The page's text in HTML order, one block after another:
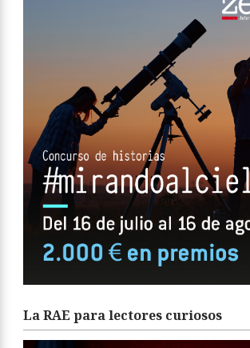
La RAE para lectores curiosos